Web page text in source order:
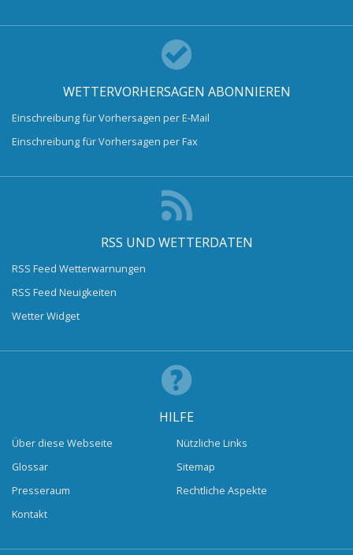
WETTERVORHERSAGEN ABONNIEREN
Einschreibung für Vorhersagen per E-Mail
Einschreibung für Vorhersagen per Fax
RSS UND WETTERDATEN
RSS Feed Wetterwarnungen
RSS Feed Neuigkeiten
Wetter Widget
HILFE
Über diese Webseite
Glossar
Presseraum
Kontakt
Nützliche Links
Sitemap
Rechtliche Aspekte